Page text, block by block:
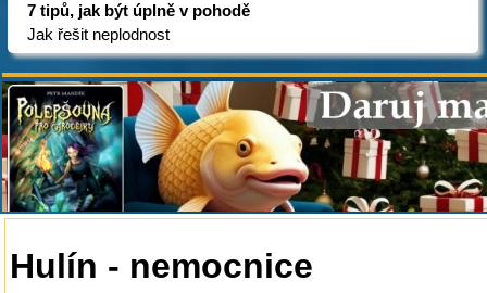
7 tipů, jak být úplně v pohodě
Jak řešit neplodnost
Hulín - nemocnice